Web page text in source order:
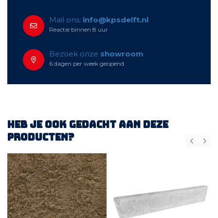
Mail ons: info@kpsdelft.nl
Reactie binnen 8 uur
Bezoek onze showroom
6 dagen per week geopend
Heb je ook gedacht aan deze
producten?